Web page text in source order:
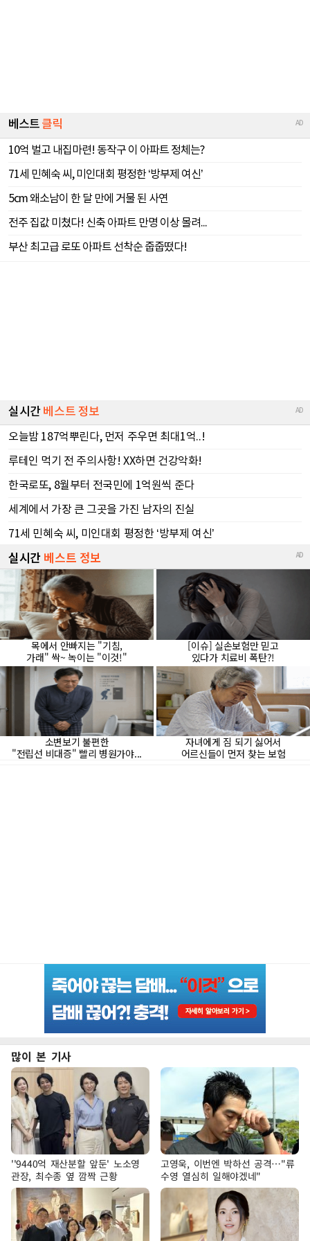
많이 본 기사
''9440억 재산분할 앞둔' 노소영
관장, 최수종 옆 깜짝 근황
고영욱, 이번엔 박하선 공격…"류
수영 열심히 일해야겠네"